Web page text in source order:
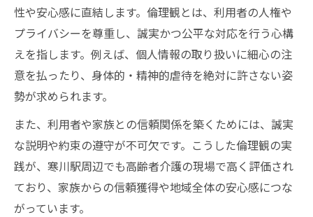
性や安心感に直結します。倫理観とは、利用者の人権や
プライバシーを尊重し、誠実かつ公平な対応を行う心構
えを指します。例えば、個人情報の取り扱いに細心の注
意を払ったり、身体的・精神的虐待を絶対に許さない姿
勢が求められます。
また、利用者や家族との信頼関係を築くためには、誠実
な説明や約束の遵守が不可欠です。こうした倫理観の実
践が、寒川駅周辺でも高齢者介護の現場で高く評価され
ており、家族からの信頼獲得や地域全体の安心感につな
がっています。